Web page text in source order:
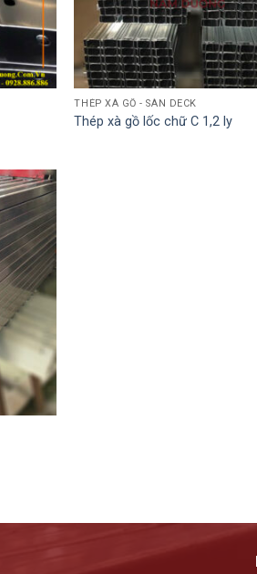
THÉP XÀ GỒ - SÀN DECK
Thép xà gồ lốc chữ C 1,2 ly